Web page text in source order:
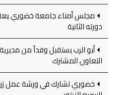
مجلس أمناء جامعة خضوري
دورته الثانية
أبو الرب يستقبل وفداً من
التعاون المشترك
خضوري تشارك في ورشة عمل